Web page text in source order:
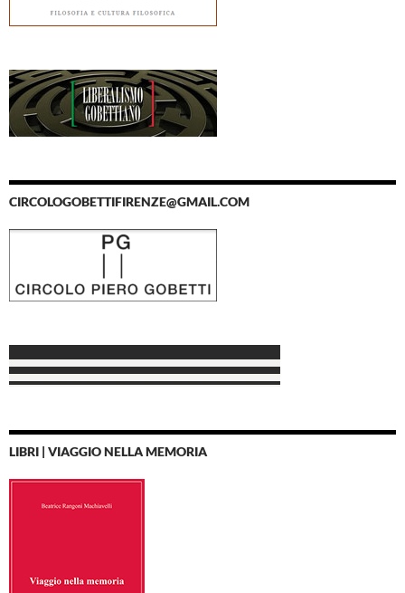
CIRCOLOGOBETTIFIRENZE@GMAIL.COM
LIBRI | VIAGGIO NELLA MEMORIA